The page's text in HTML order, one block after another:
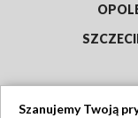
Szanujemy Twoją